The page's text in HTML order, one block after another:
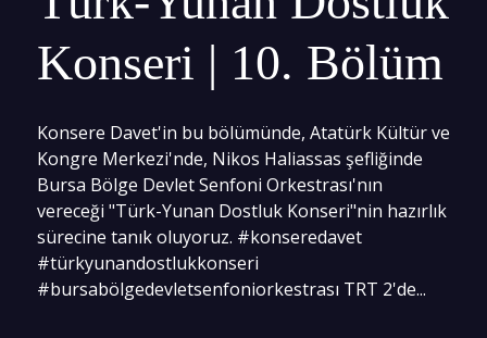
Konseri | 10. Bölüm
Konsere Davet'in bu bölümünde, Atatürk Kültür ve
Kongre Merkezi'nde, Nikos Haliassas şefliğinde
Bursa Bölge Devlet Senfoni Orkestrası'nın
vereceği "Türk-Yunan Dostluk Konseri"nin hazırlık
sürecine tanık oluyoruz. #konseredavet
#türkyunandostlukkonseri
#bursabölgedevletsenfoniorkestrası TRT 2'de...